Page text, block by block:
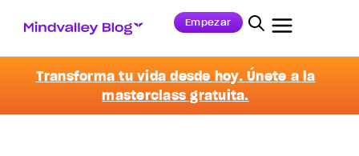
Empezar
Transforma tu vida desde hoy. Únete a la
masterclass gratuita.